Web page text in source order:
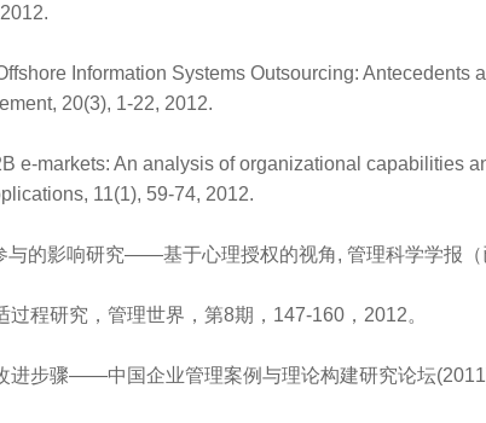
Information Systems Outsourcing: Antecedents
20(3), 1-22, 2012.
e-markets: An analysis of organizational capabilities
11(1), 59-74, 2012.
的影响研究——基于心理授权的视角, 管理科学学报（
程研究，管理世界，第8期，147-160，2012。
进步骤——中国企业管理案例与理论构建研究论坛